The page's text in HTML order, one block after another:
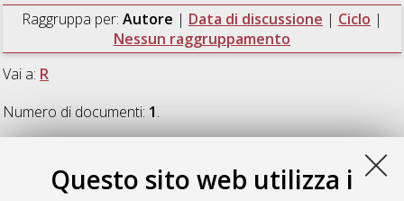
Questo sito web utilizza i
Raggruppa per: Autore | Data di discussione | Ciclo |
Nessun raggruppamento
Vai a: R
Numero di documenti: 1.